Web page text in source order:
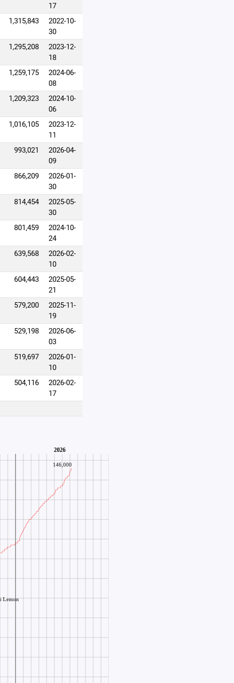
17
1,315,843
2022-10-
30
1,295,208
2023-12-
18
1,259,175
2024-06-
08
1,209,323
2024-10-
06
1,016,105
2023-12-
11
993,021
2026-04-
09
866,209
2026-01-
30
814,454
2025-05-
30
801,459
2024-10-
24
639,568
2026-02-
10
604,443
2025-05-
21
579,200
2025-11-
19
529,198
2026-06-
03
519,697
2026-01-
10
504,116
2026-02-
17